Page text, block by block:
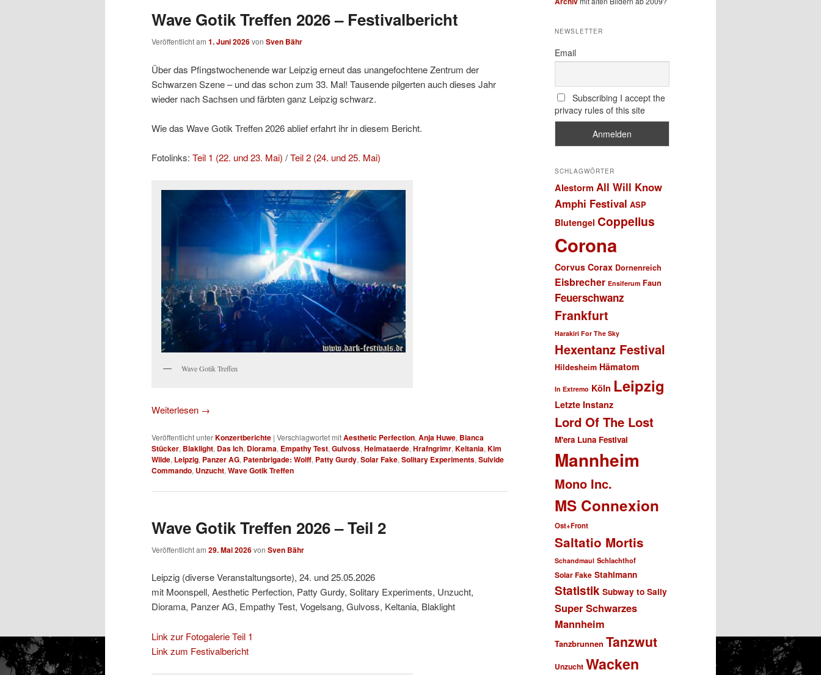
Wave Gotik Treffen 2026 – Festivalbericht
Veröffentlicht am 1. Juni 2026von Sven Bähr
Über das Pfingstwochenende war Leipzig erneut das unangefochtene Zentrum der
Schwarzen Szene – und das schon zum 33. Mal! Tausende pilgerten auch dieses Jahr
wieder nach Sachsen und färbten ganz Leipzig schwarz.
Wie das Wave Gotik Treffen 2026 ablief erfahrt ihr in diesem Bericht.
Fotolinks: Teil 1 (22. und 23. Mai) /Teil 2 (24. und 25. Mai)
Wave Gotik Treffen
Weiterlesen →
Veröffentlicht unterKonzertberichte | Verschlagwortet mitAesthetic Perfection, Anja Huwe, Bianca
Stücker, Blaklight, Das Ich, Diorama, Empathy Test, Gulvoss, Heimataerde, Hrafngrimr, Keltania, Kim
Wilde, Leipzig, Panzer AG, Patenbrigade: Wolff, Patty Gurdy, Solar Fake, Solitary Experiments, Suivide
Commando, Unzucht, Wave Gotik Treffen
Wave Gotik Treffen 2026 – Teil 2
Veröffentlicht am 29. Mai 2026von Sven Bähr
Leipzig (diverse Veranstaltungsorte), 24. und 25.05.2026
mit Moonspell, Aesthetic Perfection, Patty Gurdy, Solitary Experiments, Unzucht,
Diorama, Panzer AG, Empathy Test, Vogelsang, Gulvoss, Keltania, Blaklight
Link zur Fotogalerie Teil 1
Link zum Festivalbericht
NEWSLETTER
Email
Subscribing I accept the
privacy rules of this site
SCHLAGWÖRTER
Alestorm All Will Know
Amphi Festival ASP
Blutengel Coppelius
Corona
Corvus Corax Dornenreich
Eisbrecher Ensiferum Faun
Feuerschwanz
Frankfurt
Harakiri For The Sky
Hexentanz Festival
Hildesheim Hämatom
In Extremo Köln Leipzig
Letzte Instanz
Lord Of The Lost
M'era Luna Festival
Mannheim
Mono Inc.
MS Connexion
Ost+Front
Saltatio Mortis
Schandmaul Schlachthof
Solar Fake Stahlmann
Statistik Subway to Sally
Super Schwarzes
Mannheim
Tanzbrunnen Tanzwut
Unzucht Wacken